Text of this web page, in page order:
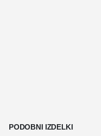
PODOBNI IZDELKI